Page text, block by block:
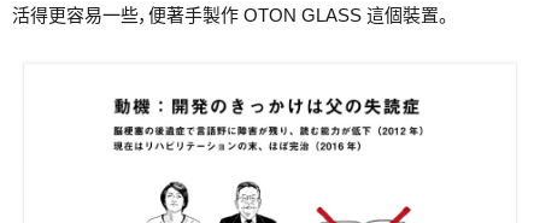
活得更容易一些，便著手製作 OTON GLASS 這個裝置。